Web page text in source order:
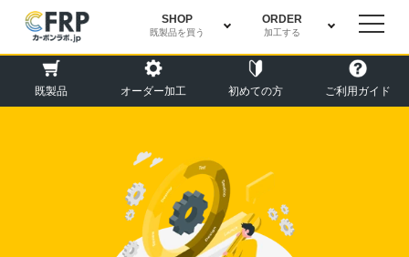
SHOP
既製品を買う
ORDER
加工する
既製品 オーダー加工 初めての方 ご利用ガイド